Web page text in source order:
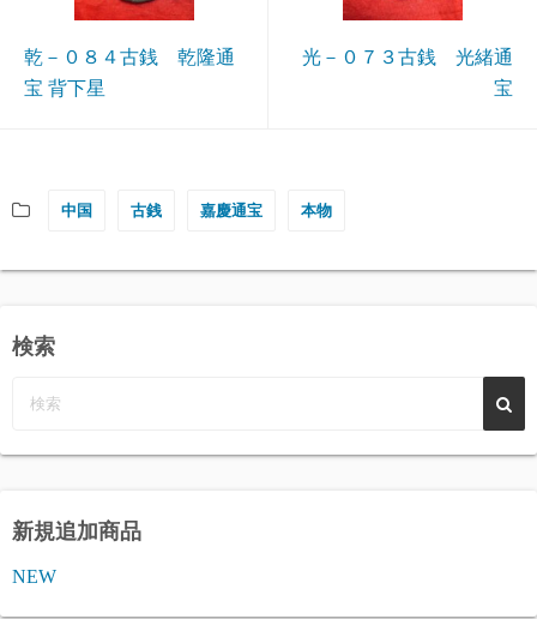
乾－０８４古銭 乾隆通
宝 背下星
光－０７３古銭 光緒通
宝
中国 古銭 嘉慶通宝 本物
検索
新規追加商品
NEW